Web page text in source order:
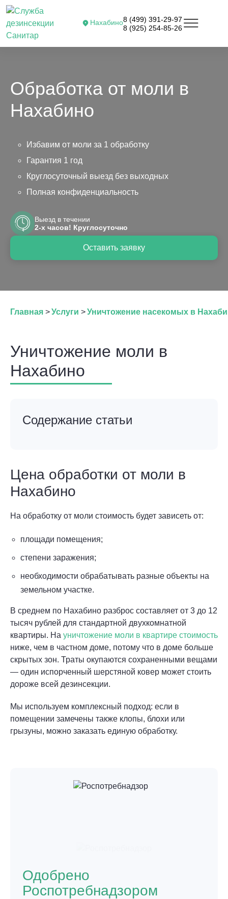
Нахабино8 (499) 391-29-97
8 (925) 254-85-26
Обработка от моли в
Нахабино
Избавим от моли за 1 обработку
Гарантия 1 год
Круглосуточный выезд без выходных
Полная конфиденциальность
Оставить заявку
Выезд в течении
2-х часов! Круглосуточно
Главная >Услуги >Уничтожение насекомых в
Уничтожение моли в
Нахабино
Содержание статьи
Цена обработки от моли в
Нахабино
На обработку от моли стоимость будет зависеть от:
площади помещения;
степени заражения;
необходимости обрабатывать разные объекты на
земельном участке.
В среднем по Нахабино разброс составляет от 3 до 12
тысяч рублей для стандартной двухкомнатной
квартиры. На уничтожение моли в квартире стоимость
ниже, чем в частном доме, потому что в доме больше
скрытых зон. Траты окупаются сохраненными вещами
— один испорченный шерстяной ковер может стоить
дороже всей дезинсекции.
Мы используем комплексный подход: если в
помещении замечены также клопы, блохи или
грызуны, можно заказать единую обработку.
Одобрено
Роспотребнадзором